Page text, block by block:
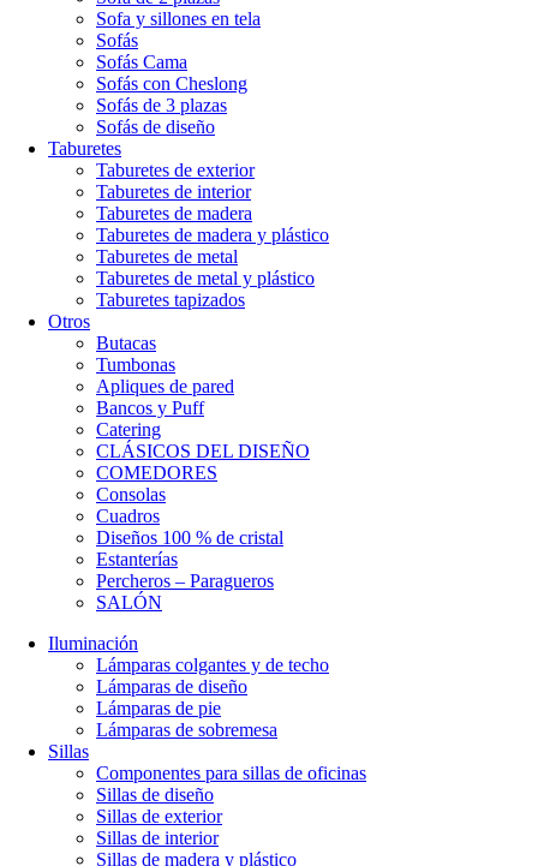
Sofa y sillones en tela
Sofás
Sofás Cama
Sofás con Cheslong
Sofás de 3 plazas
Sofás de diseño
Taburetes
Taburetes de exterior
Taburetes de interior
Taburetes de madera
Taburetes de madera y plástico
Taburetes de metal
Taburetes de metal y plástico
Taburetes tapizados
Otros
Butacas
Tumbonas
Apliques de pared
Bancos y Puff
Catering
CLÁSICOS DEL DISEÑO
COMEDORES
Consolas
Cuadros
Diseños 100 % de cristal
Estanterías
Percheros – Paragueros
SALÓN
Iluminación
Lámparas colgantes y de techo
Lámparas de diseño
Lámparas de pie
Lámparas de sobremesa
Sillas
Componentes para sillas de oficinas
Sillas de diseño
Sillas de exterior
Sillas de interior
Sillas de madera y plástico